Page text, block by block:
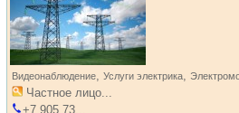
Видеонаблюдение, Услуги электрика,
Частное лицо...
+7 905 73...